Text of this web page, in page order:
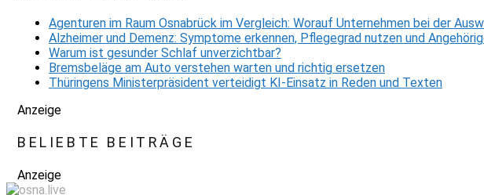
Agenturen im Raum Osnabrück im Vergleich: Worauf Unternehmen bei der
Alzheimer und Demenz: Symptome erkennen, Pflegegrad nutzen und
Warum ist gesunder Schlaf unverzichtbar?
Bremsbeläge am Auto verstehen warten und richtig ersetzen
Thüringens Ministerpräsident verteidigt KI-Einsatz in Reden und Texten
Anzeige
BELIEBTE BEITRÄGE
Anzeige